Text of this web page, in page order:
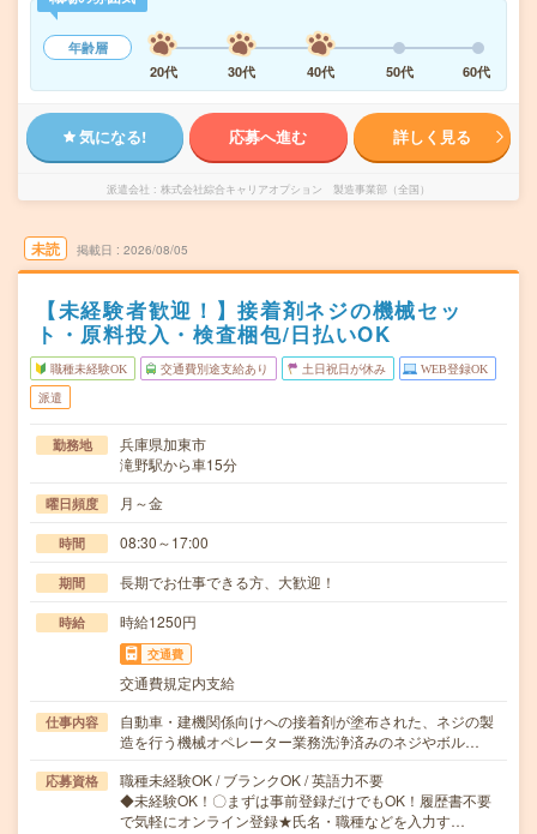
年齢層
20代
30代 40代 50代 60代
気になる! 応募へ進む 詳しく見る
派遣会社 株式会社綜合キャリアオプション 製造事業部（全国）
未読 掲載日 2026/08/05
【未経験者歓迎！】接着剤ネジの機械セッ
ト・原料投入・検査梱包/日払いOK
職種未経験OK 交通費別途支給あり 土日祝日が休み WEB登録OK
派遣
勤務地
兵庫県加東市
滝野駅から車15分
曜日頻度 月～金
時間 08:30～17:00
期間 長期でお仕事できる方、大歓迎！
時給 時給1250円
交通費
交通費規定内支給
仕事内容
自動車・建機関係向けへの接着剤が塗布された、ネジの製
造を行う機械オペレーター業務洗浄済みのネジやボル…
応募資格
職種未経験OK / ブランクOK / 英語力不要
◆未経験OK！〇まずは事前登録だけでもOK！履歴書不要
で気軽にオンライン登録★氏名・職種などを入力す…